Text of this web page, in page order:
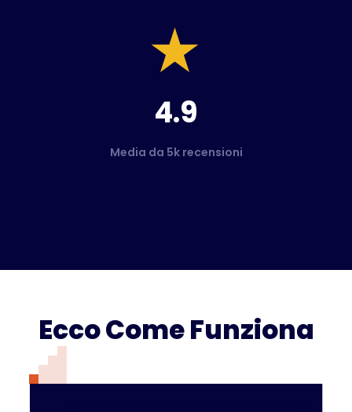
4.9
Media da 5k recensioni
Ecco Come Funziona